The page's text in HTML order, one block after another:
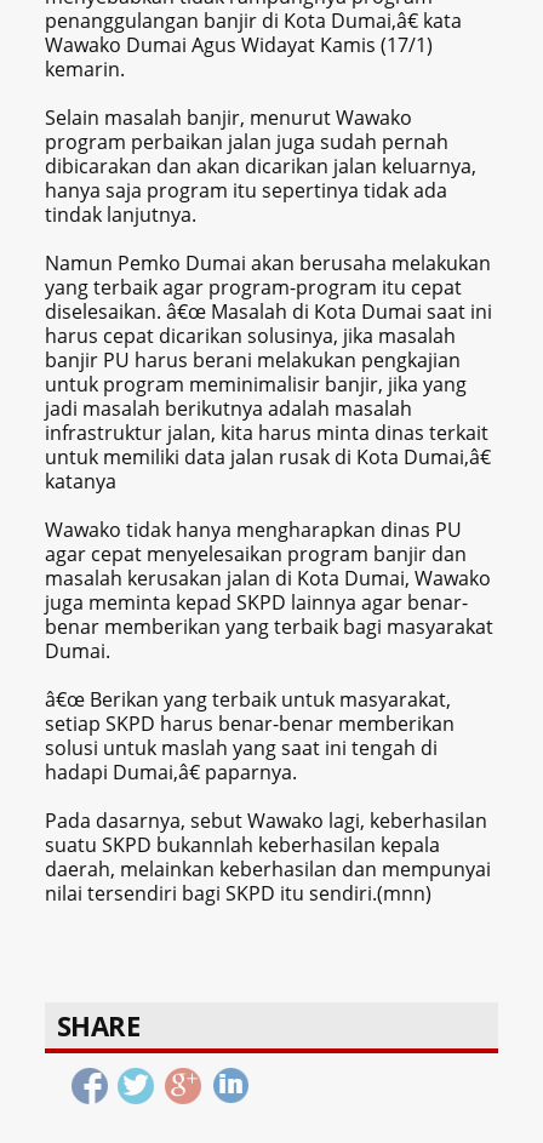
penanggulangan banjir di Kota Dumai,â€ kata
Wawako Dumai Agus Widayat Kamis (17/1)
kemarin.
Selain masalah banjir, menurut Wawako
program perbaikan jalan juga sudah pernah
dibicarakan dan akan dicarikan jalan keluarnya,
hanya saja program itu sepertinya tidak ada
tindak lanjutnya.
Namun Pemko Dumai akan berusaha melakukan
yang terbaik agar program-program itu cepat
diselesaikan. â€œ Masalah di Kota Dumai saat ini
harus cepat dicarikan solusinya, jika masalah
banjir PU harus berani melakukan pengkajian
untuk program meminimalisir banjir, jika yang
jadi masalah berikutnya adalah masalah
infrastruktur jalan, kita harus minta dinas terkait
untuk memiliki data jalan rusak di Kota Dumai,â€
katanya
Wawako tidak hanya mengharapkan dinas PU
agar cepat menyelesaikan program banjir dan
masalah kerusakan jalan di Kota Dumai, Wawako
juga meminta kepad SKPD lainnya agar benar-
benar memberikan yang terbaik bagi masyarakat
Dumai.
â€œ Berikan yang terbaik untuk masyarakat,
setiap SKPD harus benar-benar memberikan
solusi untuk maslah yang saat ini tengah di
hadapi Dumai,â€ paparnya.
Pada dasarnya, sebut Wawako lagi, keberhasilan
suatu SKPD bukannlah keberhasilan kepala
daerah, melainkan keberhasilan dan mempunyai
nilai tersendiri bagi SKPD itu sendiri.(mnn)
SHARE